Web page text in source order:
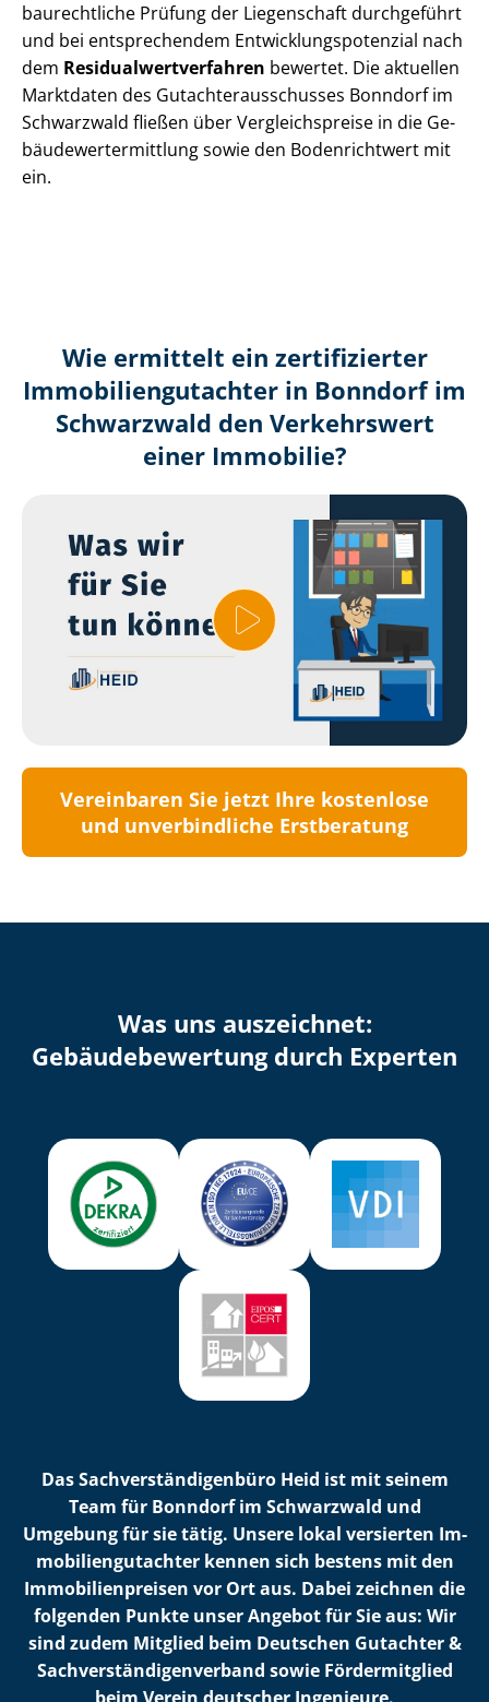
baurechtliche Prüfung der Liegenschaft durchgeführt
und bei entsprechendem Ent­wick­lungs­po­ten­zi­al nach
dem Re­si­du­al­wert­ver­fah­ren bewertet. Die aktuellen
Marktdaten des Gut­ach­ter­aus­schus­ses Bonndorf im
Schwarzwald fließen über Ver­gleichs­prei­se in die Ge­
bäu­de­wert­ermitt­lung sowie den Bodenrichtwert mit
ein.
Wie ermittelt ein zertifizierter
Immobilien­gutachter in Bonndorf im
Schwarzwald den Verkehrswert
einer Immobilie?
Vereinbaren Sie jetzt Ihre kostenlose
und unverbindliche Erstberatung
Was uns auszeichnet:
Ge­bäu­de­be­wer­tung durch Experten
Das Sach­ver­stän­di­gen­bü­ro Heid ist mit seinem
Team für Bonndorf im Schwarzwald und
Umgebung für sie tätig. Unsere lokal versierten Im­
mo­bi­li­en­gut­ach­ter kennen sich bestens mit den
Im­mo­bi­li­en­prei­sen vor Ort aus. Dabei zeichnen die
folgenden Punkte unser Angebot für Sie aus: Wir
sind zudem Mitglied beim Deutschen Gutachter &
Sach­ver­stän­di­gen­ver­band sowie Fördermitglied